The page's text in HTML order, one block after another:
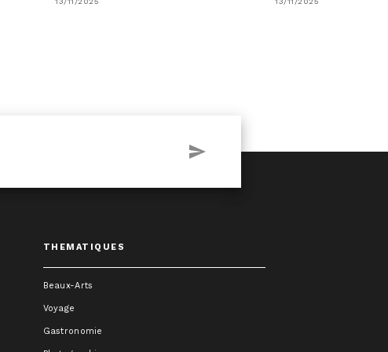
send
THEMATIQUES
Beaux-Arts
Voyage
Gastronomie